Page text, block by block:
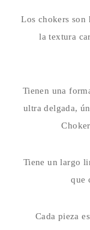
Los chokers son
la textura
Tienen una
ultra delgada,
Tiene un largo
que
Cada pieza